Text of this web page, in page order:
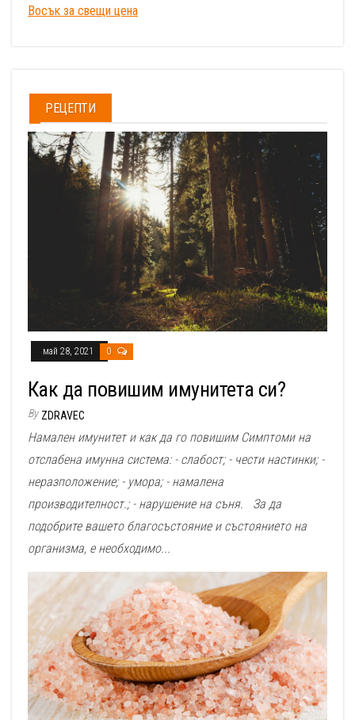
Восък за свещи цена
РЕЦЕПТИ
май 28, 2021 0
Как да повишим имунитета си?
By ZDRAVEC
Намален имунитет и как да го повишим Симптоми на
отслабена имунна система: - слабост; - чести настинки; -
неразположение; - умора; - намалена
производителност.; - нарушение на съня. За да
подобрите вашето благосъстояние и състоянието на
организма, е необходимо...